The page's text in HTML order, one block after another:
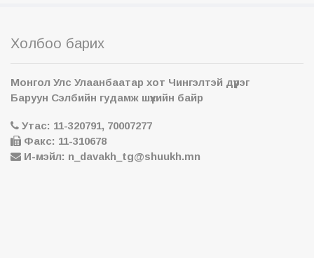
Холбоо барих
Монгол Улс Улаанбаатар хот Чингэлтэй дүүрэг
Баруун Сэлбийн гудамж шүүхийн байр
Утас: 11-320791, 70007277
Факс: 11-310678
И-мэйл: n_davakh_tg@shuukh.mn